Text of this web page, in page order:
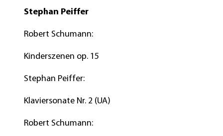
k
n
z
r
B
i
Stephan Peiffer
Robert Schumann:
Kinderszenen op. 15
Stephan Peiffer:
Klaviersonate Nr. 2 (UA)
Robert Schumann: